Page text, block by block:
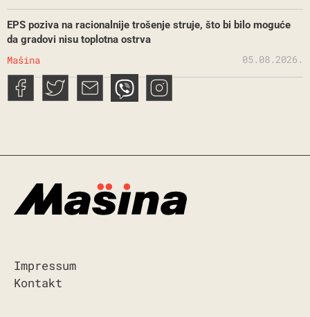
EPS poziva na racionalnije trošenje struje, što bi bilo moguće
da gradovi nisu toplotna ostrva
Mašina 05.08.2026.
Impressum
Kontakt